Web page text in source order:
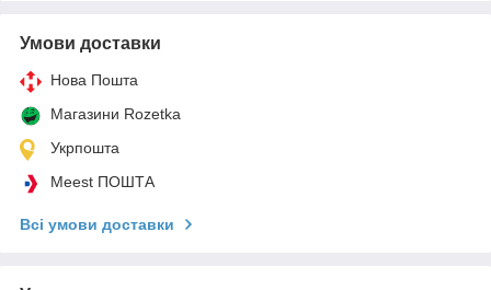
Умови доставки
Нова Пошта
Магазини Rozetka
Укрпошта
Meest ПОШТА
Всі умови доставки